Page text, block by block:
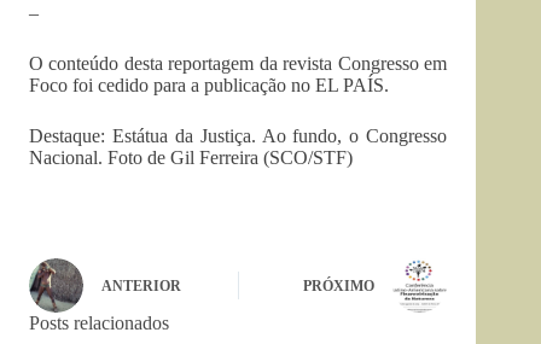
–
O conteúdo desta reportagem da revista Congresso em
Foco foi cedido para a publicação no EL PAÍS.
Destaque: Estátua da Justiça. Ao fundo, o Congresso
Nacional. Foto de Gil Ferreira (SCO/STF)
ANTERIOR PRÓXIMO
Posts relacionados